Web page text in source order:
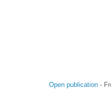
Open publication -